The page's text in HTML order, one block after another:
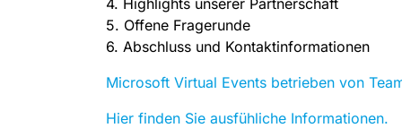
4. Highlights unserer Partnerschaft
5. Offene Fragerunde
6. Abschluss und Kontaktinformationen
Microsoft Virtual Events betrieben von
Hier finden Sie ausfühliche Informationen.